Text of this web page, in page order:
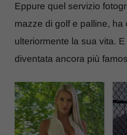
Eppure quel servizio
mazze di golf e palline, ha
ulteriormente la sua vita.
diventata ancora più